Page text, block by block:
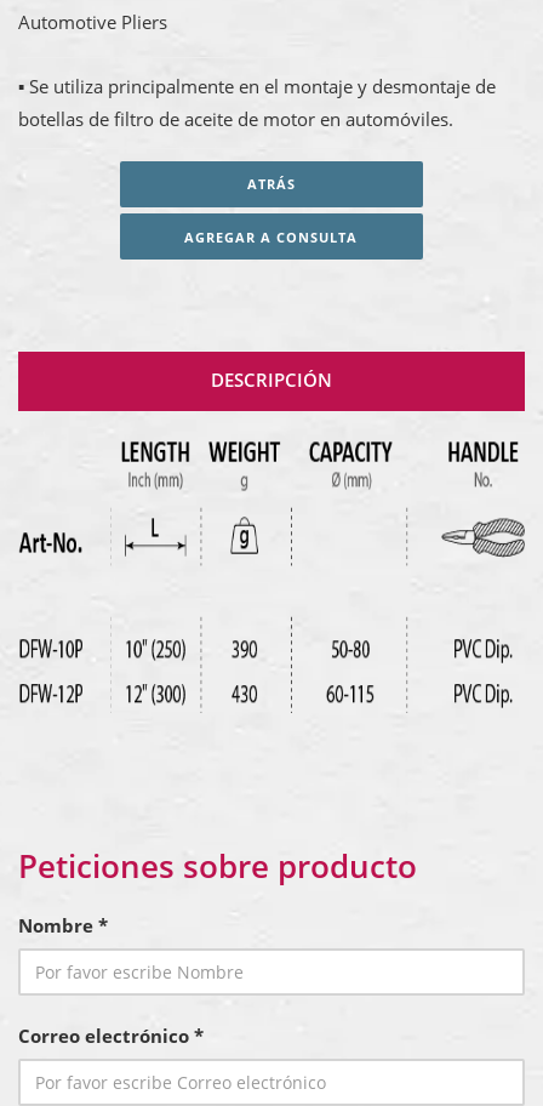
Automotive Pliers
▪ Se utiliza principalmente en el montaje y desmontaje de
botellas de filtro de aceite de motor en automóviles.
ATRÁS
AGREGAR A CONSULTA
DESCRIPCIÓN
Peticiones sobre producto
Nombre *
Correo electrónico *